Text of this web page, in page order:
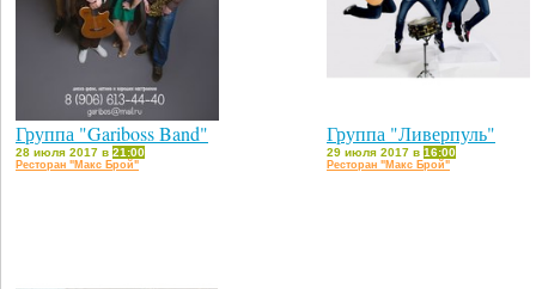
Группа "Gariboss Band"
28 июля 2017 в 21:00
Ресторан "Макс Брой"
Группа "Ливерпуль"
29 июля 2017 в 16:00
Ресторан "Макс Брой"